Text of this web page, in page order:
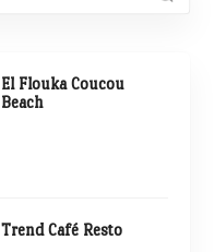
El Flouka Coucou
Beach
Trend Café Resto